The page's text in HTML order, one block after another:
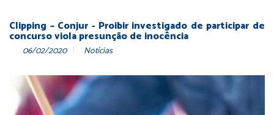
Clipping – Conjur - Proibir investigado de participar de
concurso viola presunção de inocência
06/02/2020 Notícias